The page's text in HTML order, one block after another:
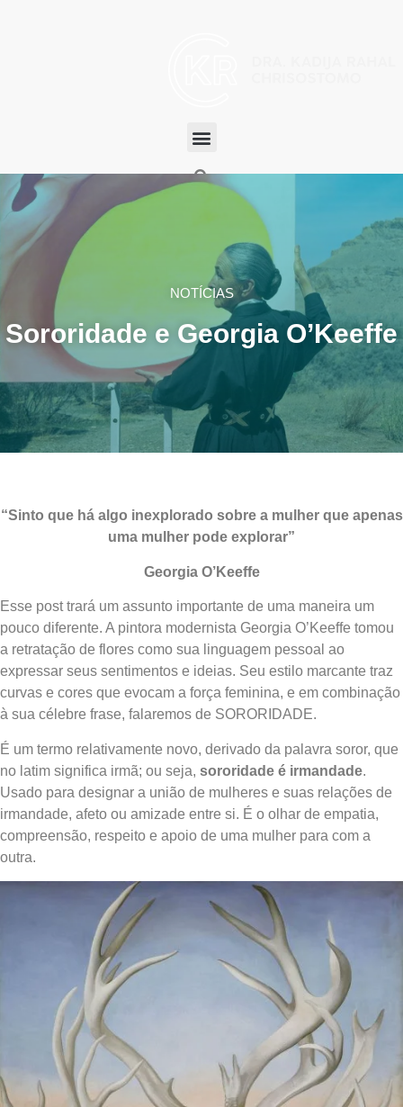
NOTÍCIAS
Sororidade e Georgia O’Keeffe
“Sinto que há algo inexplorado sobre a mulher que apenas
uma mulher pode explorar”
Georgia O’Keeffe
Esse post trará um assunto importante de uma maneira um
pouco diferente. A pintora modernista Georgia O’Keeffe tomou
a retratação de flores como sua linguagem pessoal ao
expressar seus sentimentos e ideias. Seu estilo marcante traz
curvas e cores que evocam a força feminina, e em combinação
à sua célebre frase, falaremos de SORORIDADE.
É um termo relativamente novo, derivado da palavra soror, que
no latim significa irmã; ou seja, sororidade é irmandade.
Usado para designar a união de mulheres e suas relações de
irmandade, afeto ou amizade entre si. É o olhar de empatia,
compreensão, respeito e apoio de uma mulher para com a
outra.